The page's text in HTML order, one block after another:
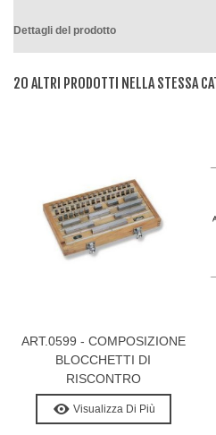
Dettagli del prodotto
20 ALTRI PRODOTTI NELLA STESSA
ART.0599 - COMPOSIZIONE
BLOCCHETTI DI
RISCONTRO
PIANPARALLELI IN ACCIAIO
INDEFORMABILE
Visualizza Di Più